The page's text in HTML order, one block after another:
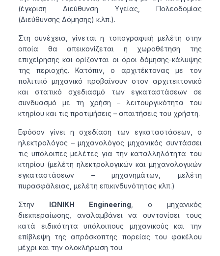
(έγκριση Διεύθυνση Υγείας, Πολεοδομίας
(Διεύθυνσης Δόμησης) κ.λπ.).
Στη συνέχεια, γίνεται η τοπογραφική μελέτη στην
οποία θα απεικονίζεται η χωροθέτηση της
επιχείρησης και ορίζονται οι όροι δόμησης-κάλυψης
της περιοχής. Κατόπιν, ο αρχιτέκτονας με τον
πολιτικό μηχανικό προβαίνουν στον αρχιτεκτονικό
και στατικό σχεδιασμό των εγκαταστάσεων σε
συνδυασμό με τη χρήση – λειτουργικότητα του
κτηρίου και τις προτιμήσεις – απαιτήσεις του χρήστη.
Εφόσον γίνει η σχεδίαση των εγκαταστάσεων, ο
ηλεκτρολόγος – μηχανολόγος μηχανικός συντάσσει
τις υπόλοιπες μελέτες για την καταλληλότητα του
κτηρίου (μελέτη ηλεκτρολογικών και μηχανολογικών
εγκαταστάσεων – μηχανημάτων, μελέτη
πυρασφάλειας, μελέτη επικινδυνότητας κλπ.)
Στην ΙΩΝΙΚΗ Engineering , ο μηχανικός
διεκπεραίωσης, αναλαμβάνει να συντονίσει τους
κατά ειδικότητα υπόλοιπους μηχανικούς και την
επίβλεψη της απρόσκοπτης πορείας του φακέλου
μέχρι και την ολοκλήρωση του.